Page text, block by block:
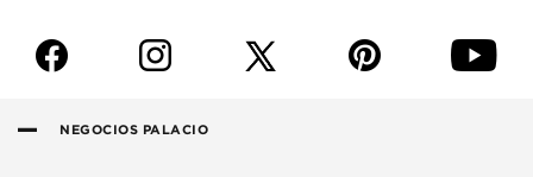
f i p y
NEGOCIOS PALACIO